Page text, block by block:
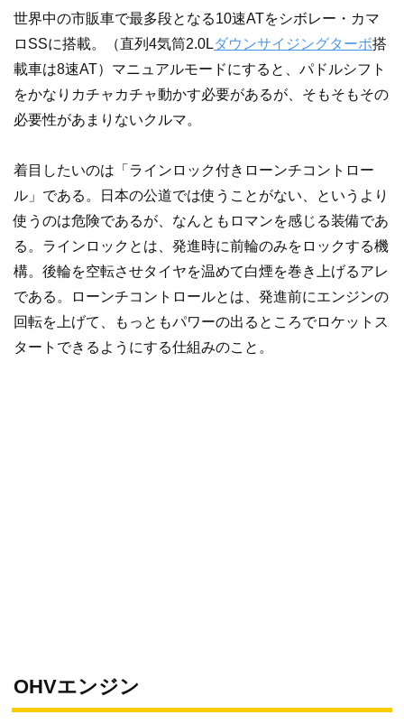
世界中の市販車で最多段となる10速ATをシボレー・カマ
ロSSに搭載。（直列4気筒2.0Lダウンサイジングターボ搭
載車は8速AT）マニュアルモードにすると、パドルシフト
をかなりカチャカチャ動かす必要があるが、そもそもその
必要性があまりないクルマ。
着目したいのは「ラインロック付きローンチコントロー
ル」である。日本の公道では使うことがない、というより
使うのは危険であるが、なんともロマンを感じる装備であ
る。ラインロックとは、発進時に前輪のみをロックする機
構。後輪を空転させタイヤを温めて白煙を巻き上げるアレ
である。ローンチコントロールとは、発進前にエンジンの
回転を上げて、もっともパワーの出るところでロケットス
タートできるようにする仕組みのこと。
OHVエンジン